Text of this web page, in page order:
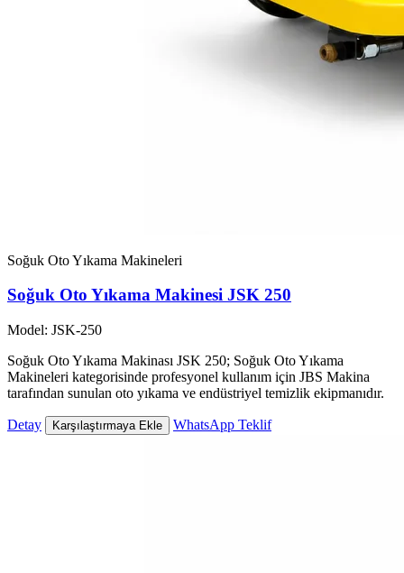
Soğuk Oto Yıkama Makineleri
Soğuk Oto Yıkama Makinesi JSK 250
Model: JSK-250
Soğuk Oto Yıkama Makinası JSK 250; Soğuk Oto Yıkama
Makineleri kategorisinde profesyonel kullanım için JBS Makina
tarafından sunulan oto yıkama ve endüstriyel temizlik ekipmanıdır.
Detay Karşılaştırmaya Ekle WhatsApp Teklif